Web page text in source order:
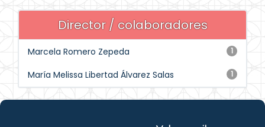
Director / colaboradores
1
Marcela Romero Zepeda
1
María Melissa Libertad Álvarez Salas